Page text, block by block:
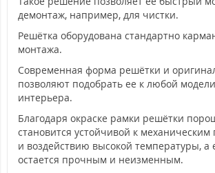
демонтаж, например, для чистки.
Решётка оборудована стандартно
монтажа.
Современная форма решётки и
позволяют подобрать ее к любой
интерьера.
Благодаря окраске рамки решётки
становится устойчивой к
и воздействию высокой температуры, а
остается прочным и неизменным.